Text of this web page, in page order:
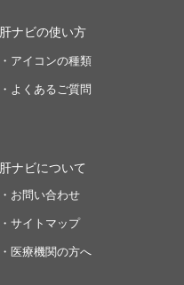
肝ナビの使い方
・アイコンの種類
・よくあるご質問
肝ナビについて
・お問い合わせ
・サイトマップ
・医療機関の方へ